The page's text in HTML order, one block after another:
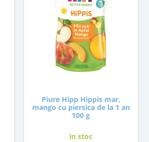
Piure Hipp Hippis mar,
mango cu piersica de la 1 an
100 g
in stoc